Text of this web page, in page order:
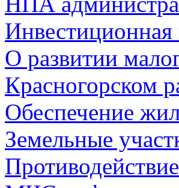
Инвестиционная
О развитии
Красногорском
Обеспечение
Земельные